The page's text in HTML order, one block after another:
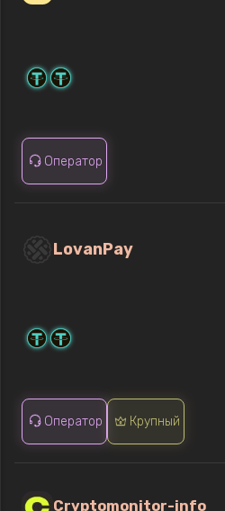
Оператор
LovanPay
Оператор Крупный
Cryptomonitor-info